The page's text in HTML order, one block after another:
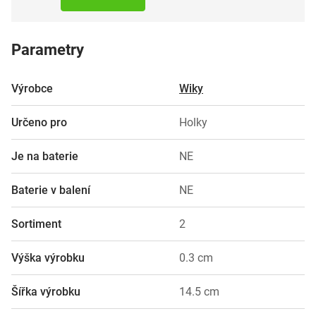
Parametry
Výrobce Wiky
Určeno pro Holky
Je na baterie NE
Baterie v balení NE
Sortiment 2
Výška výrobku 0.3 cm
Šířka výrobku 14.5 cm